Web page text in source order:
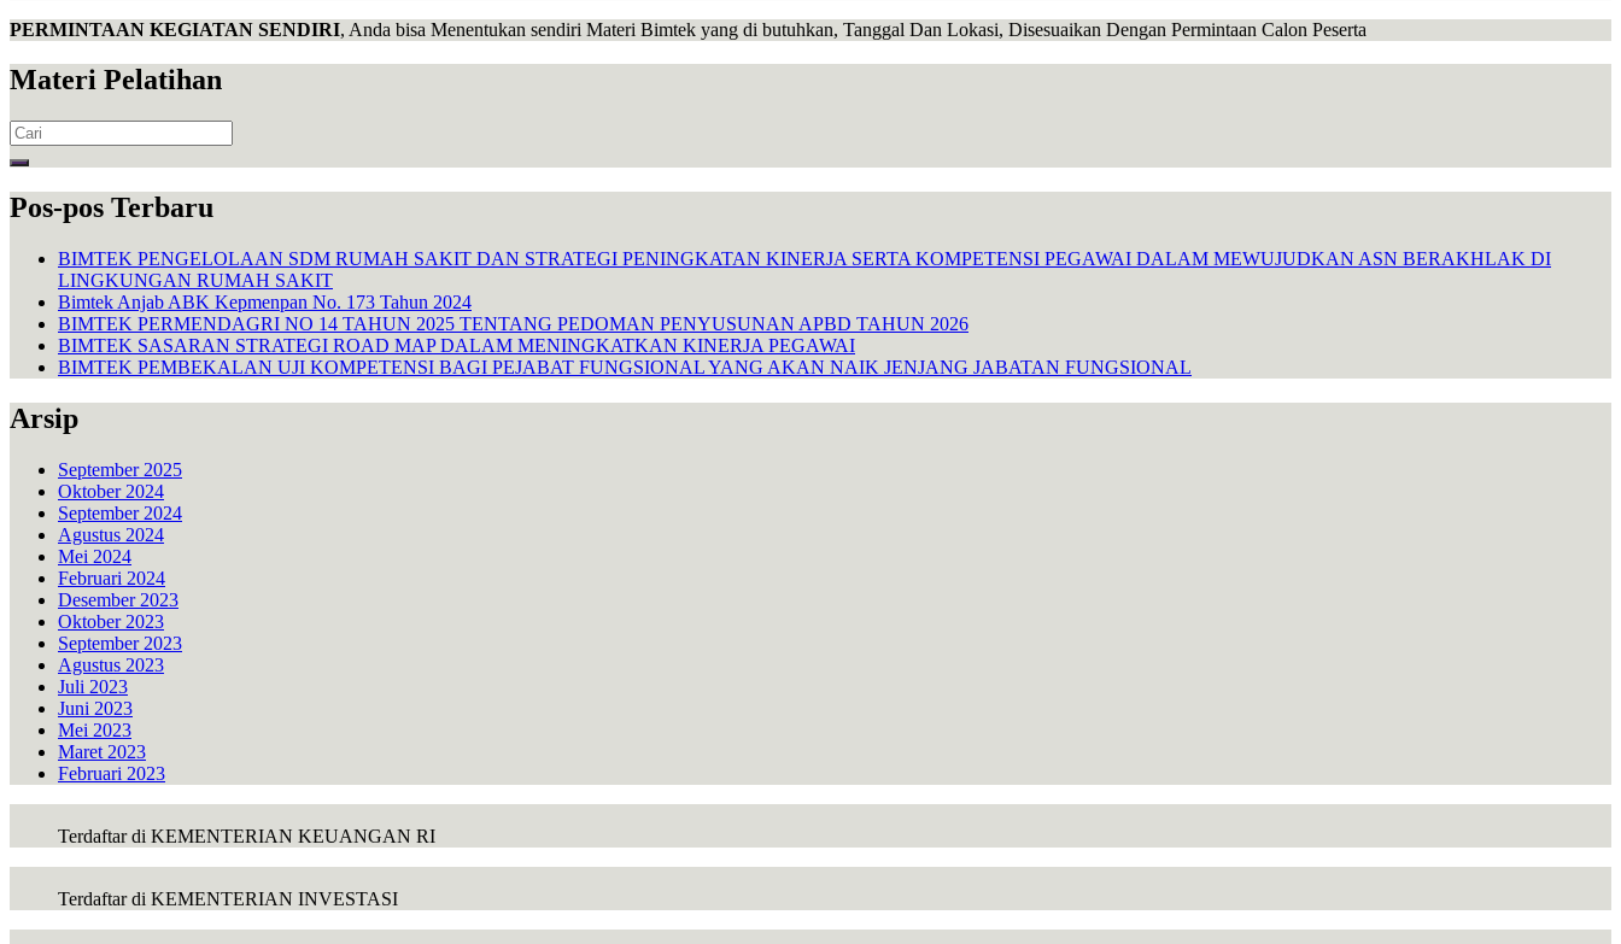
PERMINTAAN KEGIATAN SENDIRI, Anda bisa Menentukan sendiri Materi Bimtek yang di butuhkan, Tanggal Dan Lokasi, Disesuaikan Dengan Permintaan Calon Peserta
Materi Pelatihan
Search
for:
Pos-pos Terbaru
BIMTEK PENGELOLAAN SDM RUMAH SAKIT DAN STRATEGI PENINGKATAN KINERJA SERTA KOMPETENSI PEGAWAI DALAM MEWUJUDKAN ASN BERAKHLAK DI
LINGKUNGAN RUMAH SAKIT
Bimtek Anjab ABK Kepmenpan No. 173 Tahun 2024
BIMTEK PERMENDAGRI NO 14 TAHUN 2025 TENTANG PEDOMAN PENYUSUNAN APBD TAHUN 2026
BIMTEK SASARAN STRATEGI ROAD MAP DALAM MENINGKATKAN KINERJA PEGAWAI
BIMTEK PEMBEKALAN UJI KOMPETENSI BAGI PEJABAT FUNGSIONAL YANG AKAN NAIK JENJANG JABATAN FUNGSIONAL
Arsip
September 2025
Oktober 2024
September 2024
Agustus 2024
Mei 2024
Februari 2024
Desember 2023
Oktober 2023
September 2023
Agustus 2023
Juli 2023
Juni 2023
Mei 2023
Maret 2023
Februari 2023
Terdaftar di KEMENTERIAN KEUANGAN RI
Terdaftar di KEMENTERIAN INVESTASI